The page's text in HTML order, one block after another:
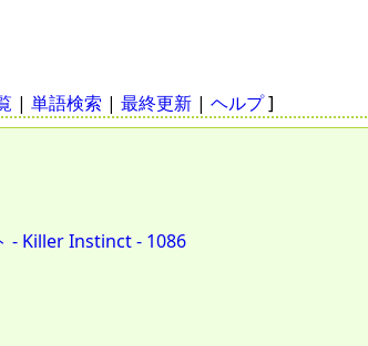
|単語検索 |最終更新 |ヘルプ]
- Killer Instinct - 1086